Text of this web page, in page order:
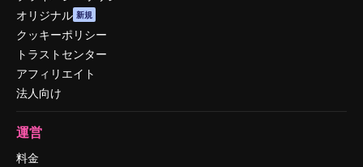
オリジナル 新規
クッキーポリシー
トラストセンター
アフィリエイト
法人向け
運営
料金